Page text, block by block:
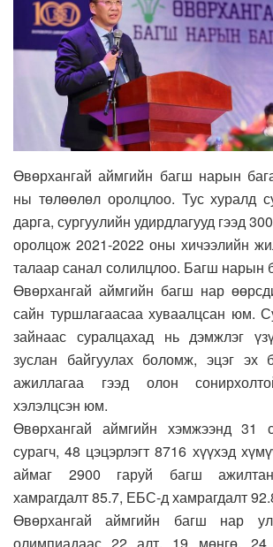
Өвөрхангай аймгийн багш нарын
ны төлөөлөл оролцлоо. Тус хуралд
дарга, сургуулийн удирдлагууд гээд
оролцож 2021-2022 оны хичээлийн
талаар санал солилцлоо. Багш нарын
Өвөрхангай аймгийн багш нар
сайн туршлагаасаа хуваалцсан юм.
зайнаас суралцахад нь дэмжлэг
зуслан байгуулах боломж, эцэг эх
ажиллагаа гээд олон
хэлэлцсэн юм.
Өвөрхангай аймгийн хэмжээнд 31
сурагч, 48 цэцэрлэгт 8716 хүүхэд
аймаг 2900 гаруй багш
хамрагдалт 85.7, ЕБС-д хамрагдалт
Өвөрхангай аймгийн багш нар
олимпиадаас 22 алт, 19 мөнгө, 24